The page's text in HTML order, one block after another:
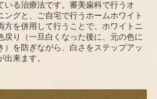
いる治療法です。審美歯科で行うオ
ングと、ご自宅で行うホームホワイト
方を併用して行うことで、ホワイトニ
戻り（一旦白くなった後に、元の色に
）を防ぎながら、白さをステップアッ
来ます。